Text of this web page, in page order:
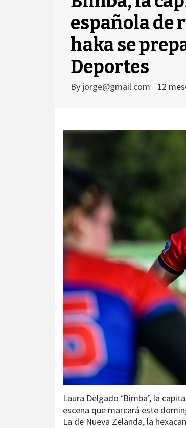
española de
haka se
Deportes
By jorge@gmail.com 12
Laura Delgado ‘Bimba’, la
escena que marcará este
La de Nueva Zelanda, la